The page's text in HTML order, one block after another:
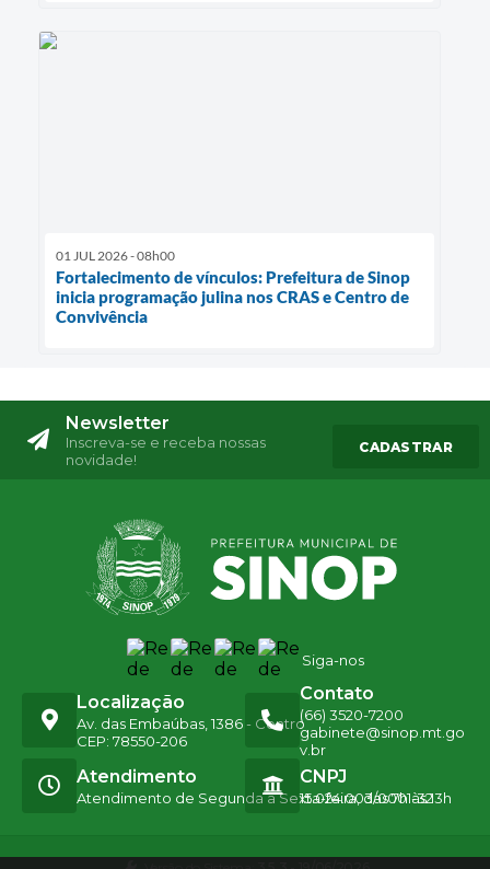
01 JUL 2026 - 08h00
Fortalecimento de vínculos: Prefeitura de Sinop
inicia programação julina nos CRAS e Centro de
Convivência
Newsletter
Inscreva-se e receba nossas
novidade!
CADASTRAR
Siga-nos
Localização
Av. das Embaúbas, 1386 - Centro
CEP: 78550-206
Contato
(66) 3520-7200
gabinete@sinop.mt.go
v.br
Atendimento
Atendimento de Segunda a Sexta-feira, das 7h às 13h
CNPJ
15.024.003/0001-32